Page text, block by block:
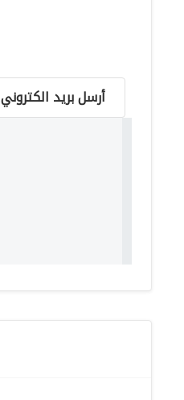
أرسل بريد الكتروني